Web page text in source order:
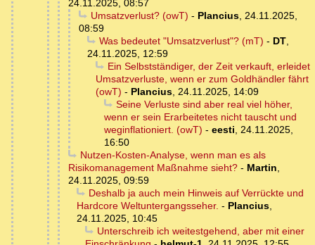
24.11.2025, 08:57
Umsatzverlust? (owT) - Plancius, 24.11.2025,
08:59
Was bedeutet "Umsatzverlust"? (mT) - DT,
24.11.2025, 12:59
Ein Selbstständiger, der Zeit verkauft, erleidet
Umsatzverluste, wenn er zum Goldhändler fährt
(owT) - Plancius, 24.11.2025, 14:09
Seine Verluste sind aber real viel höher,
wenn er sein Erarbeitetes nicht tauscht und
weginflationiert. (owT) - eesti, 24.11.2025,
16:50
Nutzen-Kosten-Analyse, wenn man es als
Risikomanagement Maßnahme sieht? - Martin,
24.11.2025, 09:59
Deshalb ja auch mein Hinweis auf Verrückte und
Hardcore Weltuntergangsseher. - Plancius,
24.11.2025, 10:45
Unterschreib ich weitestgehend, aber mit einer